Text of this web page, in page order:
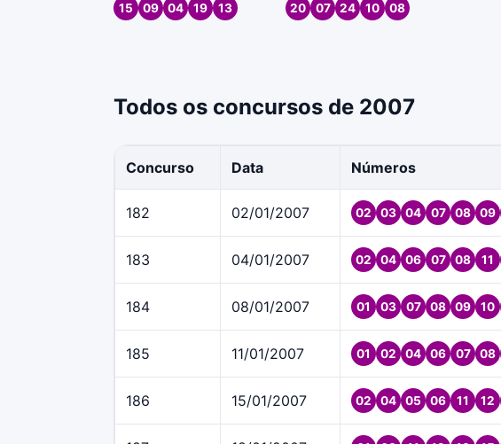
15 09 04 19 13 20 07 24 10 08
Todos os concursos de 2007
Concurso Data Números
182 02/01/2007 02 03 04 07 08 09
183 04/01/2007 02 04 06 07 08 11
184 08/01/2007 01 03 07 08 09 10
185 11/01/2007 01 02 04 06 07 08
186 15/01/2007 02 04 05 06 11 12